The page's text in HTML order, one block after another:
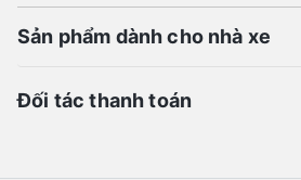
Sản phẩm dành cho nhà xe
Đối tác thanh toán